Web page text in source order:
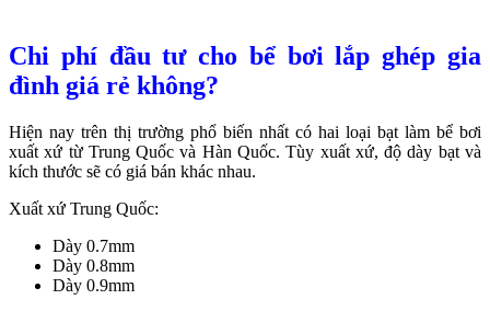
Chi phí đầu tư cho bể bơi lắp ghép gia
đình giá rẻ không?
Hiện nay trên thị trường phổ biến nhất có hai loại bạt làm bể bơi
xuất xứ từ Trung Quốc và Hàn Quốc. Tùy xuất xứ, độ dày bạt và
kích thước sẽ có giá bán khác nhau.
Xuất xứ Trung Quốc:
Dày 0.7mm
Dày 0.8mm
Dày 0.9mm